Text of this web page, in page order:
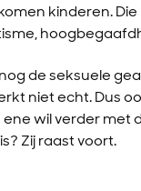
kinderen.
nog de seksuele
niet echt. Dus
ene wil verder met
Zij raast voort.